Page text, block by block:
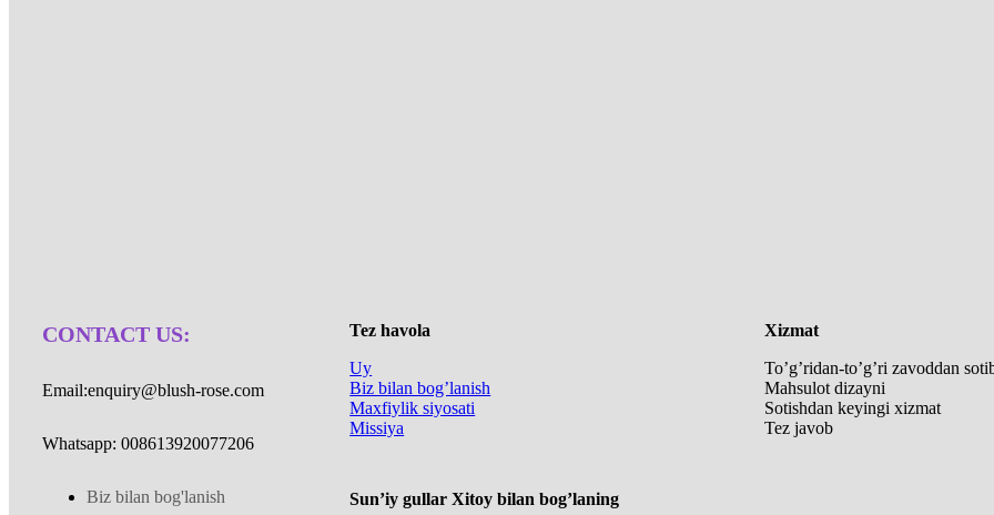
CONTACT US:
Email:enquiry@blush-rose.com
Whatsapp: 008613920077206
Biz bilan bog'lanish
Tez havola
Uy
Biz bilan bog’lanish
Maxfiylik siyosati
Missiya
Xizmat
To’g’ridan-to’g’ri zavoddan
Mahsulot dizayni
Sotishdan keyingi xizmat
Tez javob
Sun’iy gullar Xitoy bilan bog’laning